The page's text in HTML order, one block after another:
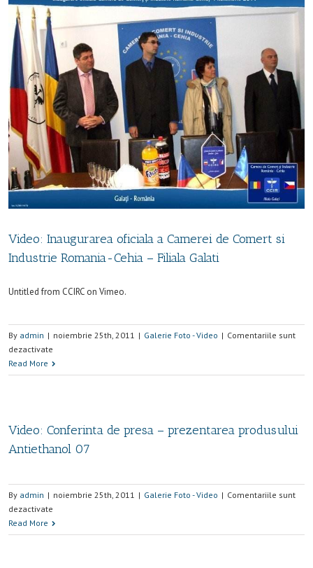
Video: Inaugurarea oficiala a Camerei de Comert si
Industrie Romania-Cehia – Filiala Galati
Untitled from CCIRC on Vimeo.
By admin | noiembrie 25th, 2011 | Galerie Foto - Video | Comentariile sunt
dezactivate
Read More
Video: Conferinta de presa – prezentarea produsului
Antiethanol 07
By admin | noiembrie 25th, 2011 | Galerie Foto - Video | Comentariile sunt
dezactivate
Read More